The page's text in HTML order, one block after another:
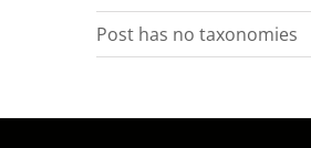
Post has no taxonomies